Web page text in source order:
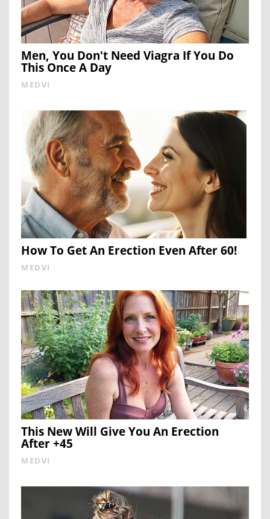
Men, You Don't Need Viagra If You Do
This Once A Day
MEDVI
How To Get An Erection Even After 60!
MEDVI
This New Will Give You An Erection
After +45
MEDVI